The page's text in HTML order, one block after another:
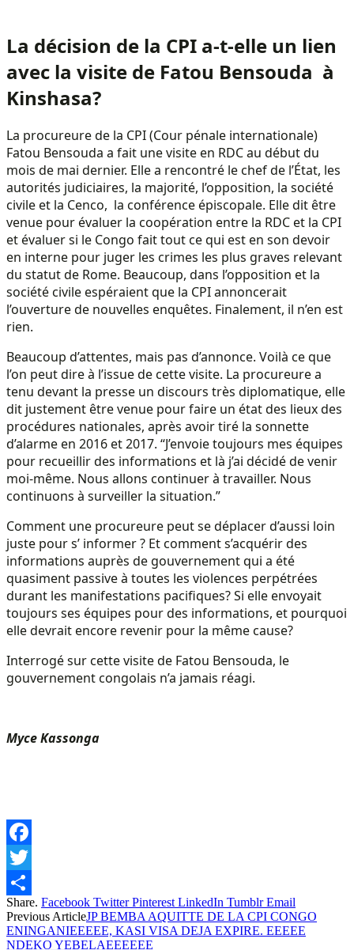
La décision de la CPI a-t-elle un lien
avec la visite de Fatou Bensouda à
Kinshasa?
La procureure de la CPI (Cour pénale internationale)
Fatou Bensouda a fait une visite en RDC au début du
mois de mai dernier. Elle a rencontré le chef de l’État, les
autorités judiciaires, la majorité, l’opposition, la société
civile et la Cenco, la conférence épiscopale. Elle dit être
venue pour évaluer la coopération entre la RDC et la CPI
et évaluer si le Congo fait tout ce qui est en son devoir
en interne pour juger les crimes les plus graves relevant
du statut de Rome. Beaucoup, dans l’opposition et la
société civile espéraient que la CPI annoncerait
l’ouverture de nouvelles enquêtes. Finalement, il n’en est
rien.
Beaucoup d’attentes, mais pas d’annonce. Voilà ce que
l’on peut dire à l’issue de cette visite. La procureure a
tenu devant la presse un discours très diplomatique, elle
dit justement être venue pour faire un état des lieux des
procédures nationales, après avoir tiré la sonnette
d’alarme en 2016 et 2017. “J’envoie toujours mes équipes
pour recueillir des informations et là j’ai décidé de venir
moi-même. Nous allons continuer à travailler. Nous
continuons à surveiller la situation.”
Comment une procureure peut se déplacer d’aussi loin
juste pour s’ informer ? Et comment s’acquérir des
informations auprès de gouvernement qui a été
quasiment passive à toutes les violences perpétrées
durant les manifestations pacifiques? Si elle envoyait
toujours ses équipes pour des informations, et pourquoi
elle devrait encore revenir pour la même cause?
Interrogé sur cette visite de Fatou Bensouda, le
gouvernement congolais n’a jamais réagi.
Myce Kassonga
Facebook
Twitter
Share
Share. Facebook Twitter Pinterest LinkedIn Tumblr Email
Previous ArticleJP BEMBA AQUITTE DE LA CPI CONGO
ENINGANIEEEEE, KASI VISA DEJA EXPIRE. EEEEE
NDEKO YEBELAEEEEEE